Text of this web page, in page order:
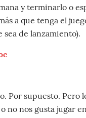
y terminarlo o
a que tenga el
sea de lanzamiento).
Por supuesto. Pero
no nos gusta jugar